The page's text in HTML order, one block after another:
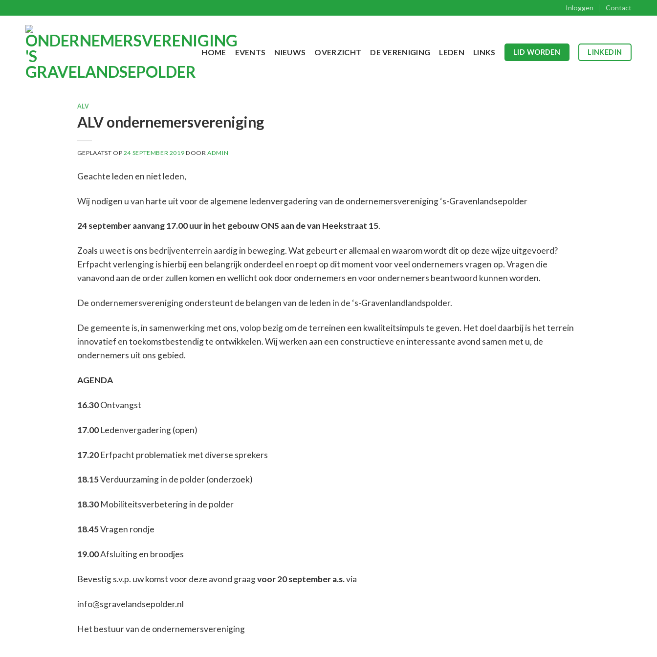
inhoud
Inloggen Contact
HOME EVENTS NIEUWS OVERZICHT DE VERENIGING LEDEN LINKS LID WORDEN LINKEDIN
ALV
ALV ondernemersvereniging
GEPLAATST OP 24 SEPTEMBER 2019 DOORADMIN
Geachte leden en niet leden,
Wij nodigen u van harte uit voor de algemene ledenvergadering van de ondernemersvereniging ‘s-Gravenlandsepolder
24 september aanvang 17.00 uur in het gebouw ONS aan de van Heekstraat 15.
Zoals u weet is ons bedrijventerrein aardig in beweging. Wat gebeurt er allemaal en waarom wordt dit op deze wijze uitgevoerd?
Erfpacht verlenging is hierbij een belangrijk onderdeel en roept op dit moment voor veel ondernemers vragen op. Vragen die
vanavond aan de order zullen komen en wellicht ook door ondernemers en voor ondernemers beantwoord kunnen worden.
De ondernemersvereniging ondersteunt de belangen van de leden in de ‘s-Gravenlandlandspolder.
De gemeente is, in samenwerking met ons, volop bezig om de terreinen een kwaliteitsimpuls te geven. Het doel daarbij is het terrein
innovatief en toekomstbestendig te ontwikkelen. Wij werken aan een constructieve en interessante avond samen met u, de
ondernemers uit ons gebied.
AGENDA
16.30Ontvangst
17.00Ledenvergadering (open)
17.20Erfpacht problematiek met diverse sprekers
18.15Verduurzaming in de polder (onderzoek)
18.30Mobiliteitsverbetering in de polder
18.45Vragen rondje
19.00Afsluiting en broodjes
Bevestig s.v.p. uw komst voor deze avond graagvoor 20 september a.s.via
info@sgravelandsepolder.nl
Het bestuur van de ondernemersvereniging